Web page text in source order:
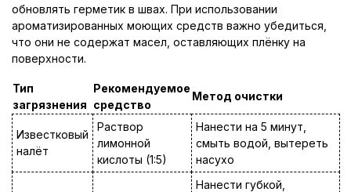
обновлять герметик в швах. При использовании
ароматизированных моющих средств важно убедиться,
что они не содержат масел, оставляющих плёнку на
поверхности.
Тип
загрязнения
Рекомендуемое
средство
Метод очистки
Известковый
налёт
Раствор
лимонной
кислоты (1:5)
Нанести на 5 минут,
смыть водой, вытереть
насухо
Нанести губкой,